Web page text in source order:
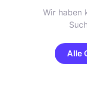
Wir haben
Alle